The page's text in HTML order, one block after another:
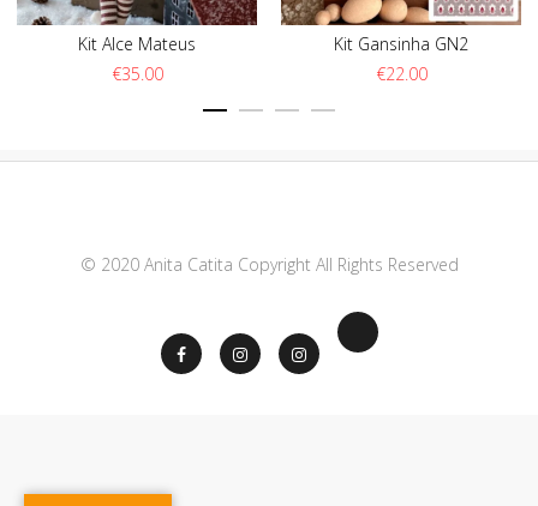
Kit Alce Mateus
€35.00
Kit Gansinha GN2
€22.00
© 2020 Anita Catita Copyright All Rights Reserved